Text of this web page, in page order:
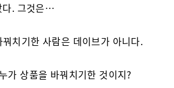
다. 그것은…
치기한 사람은 데이브가 아니다.
가 상품을 바꿔치기한 것이지?